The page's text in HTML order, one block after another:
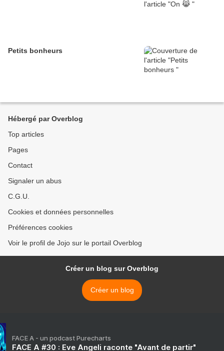
Petits bonheurs
Hébergé par Overblog
Top articles
Pages
Contact
Signaler un abus
C.G.U.
Cookies et données personnelles
Préférences cookies
Voir le profil de Jojo sur le portail Overblog
Créer un blog sur Overblog
Créer un blog
FACE A - un podcast Purecharts
FACE A #30 : Eve Angeli raconte "Avant de partir"